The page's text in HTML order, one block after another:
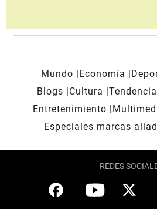
Mundo Economía
Blogs
Cultura
Entretenimiento
Especiales marcas
REDES